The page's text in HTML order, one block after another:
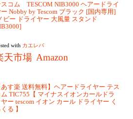
スコム TESCOM NIB3000 ヘアードライ
ー Nobby by Tescom ブラック [国内専用]
ビー ドライヤー 大風量 スタンド
with カエレバ
天市場 Amazon
あす楽 送料無料】ヘアードライヤー テス
ム TIC755【 マイナスイオンカールドラ
ヤー tescom イオン カール ドライヤー く
る 】